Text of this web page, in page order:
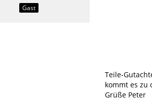
Gast
Teile-
kommt es zu
Grüße Peter